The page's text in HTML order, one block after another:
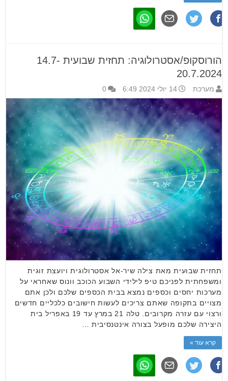
הורוסקופ/אסטרולוגיה: תחזית שבועית 14.7-
20.7.2024
מערכת 14 יולי 2024 6:49 0
תחזית שבועית מאת צילה שיר-אל אסטרולוגית ויועצת זוגית
ומשפחתית לפניכם טיפ לילידי השבוע הכוכב וונוס שאחראי על
מערכות יחסים וכספים נמצא בבית הכספים שלכם ולכן אתם
מצויים בתקופה שאתם צריכים לעשות חישובים כלכליים חדשים
ורצוי עם עזרה מקרובים. טלה 21 במרץ עד 19 באפריל בית
היצירה שלכם מופעל בצורה אינטנסיבית …
קרא עוד »